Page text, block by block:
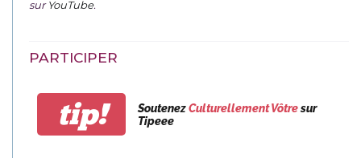
surYouTube.
PARTICIPER
tip! SoutenezCulturellement Vôtresur
Tipeee